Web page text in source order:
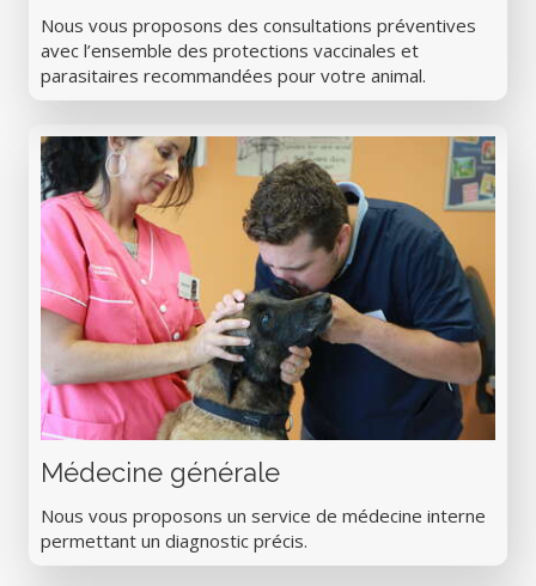
Nous vous proposons des consultations préventives
avec l’ensemble des protections vaccinales et
parasitaires recommandées pour votre animal.
Médecine générale
Nous vous proposons un service de médecine interne
permettant un diagnostic précis.